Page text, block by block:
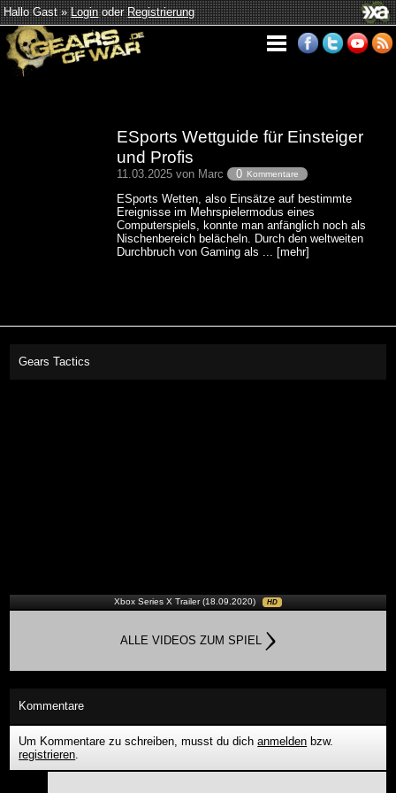
Hallo Gast »LoginoderRegistrierung
ESports Wettguide für Einsteiger
und Profis
11.03.2025 von Marc 0 Kommentare
ESports Wetten, also Einsätze auf bestimmte
Ereignisse im Mehrspielermodus eines
Computerspiels, konnte man anfänglich noch als
Nischenbereich belächeln. Durch den weltweiten
Durchbruch von Gaming als ... [mehr]
Gears Tactics
Xbox Series X Trailer (18.09.2020) HD
ALLE VIDEOS ZUM SPIEL
Kommentare
Um Kommentare zu schreiben, musst du dichanmelden bzw.
registrieren.